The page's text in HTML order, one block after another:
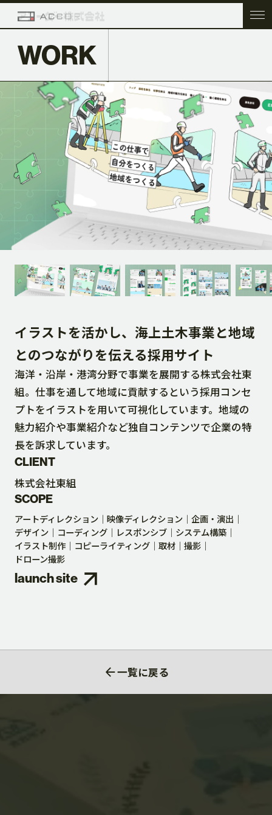
TOP
COMPANY
SERVICE
WORK
ACC BLOG
DOWNLOAD
CONTACT
RECRUIT SITE
WORK
イラストを活かし、海上土木事業と地域
とのつながりを伝える採用サイト
海洋・沿岸・港湾分野で事業を展開する株式会社東
組。仕事を通して地域に貢献するという採用コンセ
プトをイラストを用いて可視化しています。地域の
魅力紹介や事業紹介など独自コンテンツで企業の特
長を訴求しています。
CLIENT
株式会社東組
SCOPE
アートディレクション 映像ディレクション
企画・演出
デザイン
コーディング レスポンシブ
システム構築
イラスト制作
コピーライティング 取材
撮影
ドローン撮影
launch site
一覧に戻る